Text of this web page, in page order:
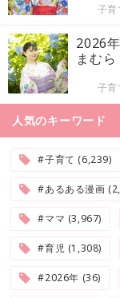
子
2026
まむ
子
人気のキーワード
#子育て (6,239)
#あるある漫画
#ママ (3,967)
#育児 (1,308)
#2026年 (36)